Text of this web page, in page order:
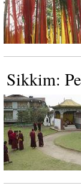
Sikkim: